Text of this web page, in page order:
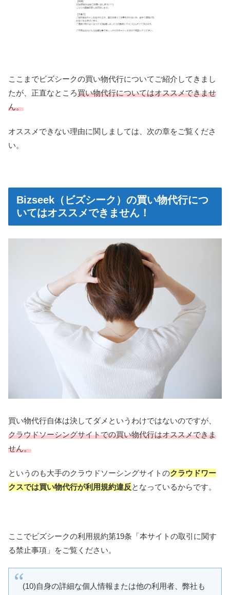
ここまでビズシークの買い物代行についてご紹介してきまし
たが、正直なところ買い物代行についてはオススメできませ
ん。
オススメできない理由に関しましては、次の章をご覧くださ
い。
Bizseek（ビズシーク）の買い物代行につ
いてはオススメできません！
買い物代行自体は決してダメというわけではないのですが、
クラウドソーシングサイトでの買い物代行はオススメできま
せん。
というのも大手のクラウドソーシングサイトのクラウドワー
クスでは買い物代行が利用規約違反となっているからです。
ここでビズシークの利用規約第19条「本サイトの取引に関す
る禁止事項」をご覧ください。
(10)自身の詳細な個人情報または他の利用者、弊社も